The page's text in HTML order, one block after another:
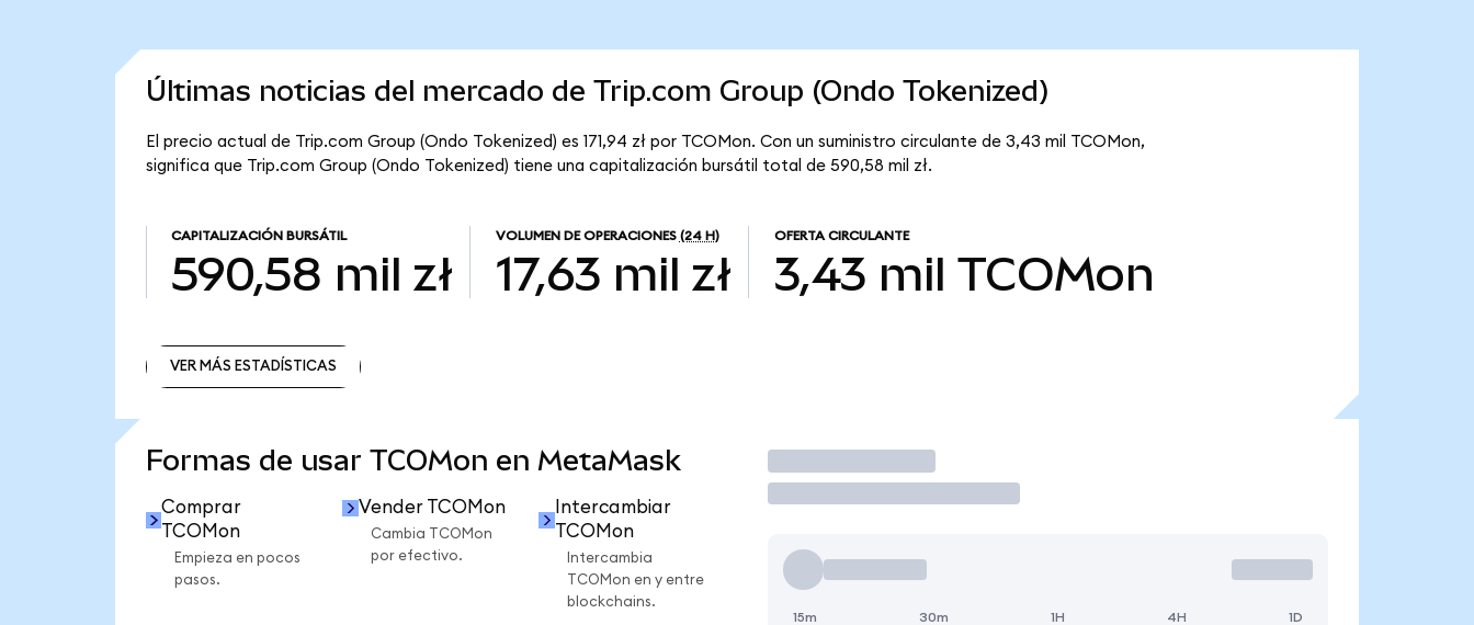
Últimas noticias del mercado de Trip.com Group (Ondo Tokenized)
El precio actual de Trip.com Group (Ondo Tokenized) es 171,94 zł por TCOMon. Con un suministro circulante de 3,43 mil TCOMon,
significa que Trip.com Group (Ondo Tokenized) tiene una capitalización bursátil total de 590,58 mil zł.
CAPITALIZACIÓN BURSÁTIL
590,58 mil zł
VOLUMEN DE OPERACIONES (24 H)
17,63 mil zł
OFERTA CIRCULANTE
3,43 mil TCOMon
VER MÁS ESTADÍSTICAS
Formas de usar TCOMon en MetaMask
Comprar
TCOMon
Empieza en pocos
pasos.
Vender TCOMon
Cambia TCOMon
por efectivo.
Intercambiar
TCOMon
Intercambia
TCOMon en y entre
blockchains.
Operar
15m 30m 1H 4H 1D